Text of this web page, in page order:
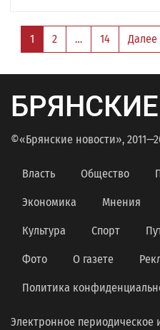
1 2 … 14 Далее
БРЯНСКИЕ
©«Брянские новости»,
Власть Общество
Экономика Мнения
Культура Спорт
Фото О газете
Политика
Электронное периодическое